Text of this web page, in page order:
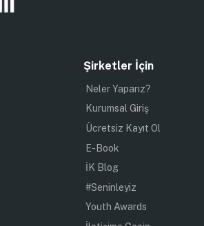
Şirketler İçin
Neler Yaparız?
Kurumsal Giriş
Ücretsiz Kayıt Ol
E-Book
İK Blog
#Seninleyiz
Youth Awards